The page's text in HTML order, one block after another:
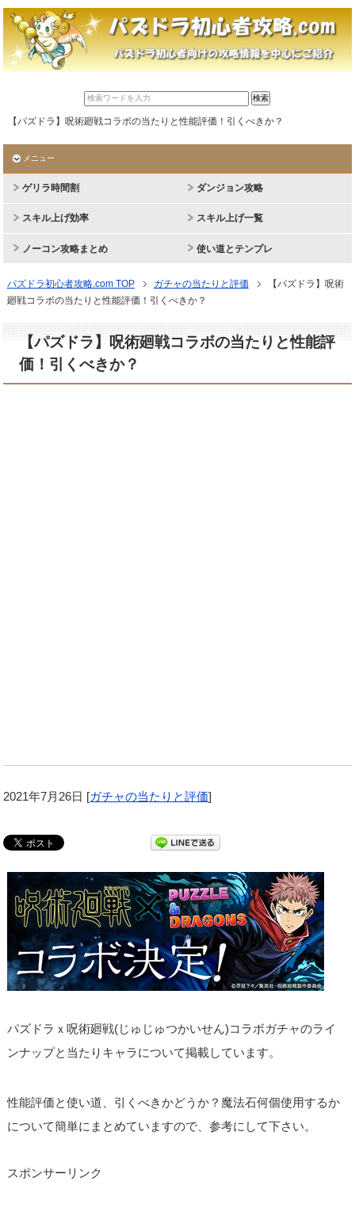
【パズドラ】呪術廻戦コラボの当たりと性能評価！引くべきか？
メニュー
ゲリラ時間割 ダンジョン攻略
スキル上げ効率 スキル上げ一覧
ノーコン攻略まとめ 使い道とテンプレ
パズドラ初心者攻略.com TOP ガチャの当たりと評価
【パズドラ】呪術
廻戦コラボの当たりと性能評価！引くべきか？
【パズドラ】呪術廻戦コラボの当たりと性能評
価！引くべきか？
2021年7月26日 [ガチャの当たりと評価]
パズドラｘ呪術廻戦(じゅじゅつかいせん)コラボガチャのライ
ンナップと当たりキャラについて掲載しています。
性能評価と使い道、引くべきかどうか？魔法石何個使用するか
について簡単にまとめていますので、参考にして下さい。
スポンサーリンク